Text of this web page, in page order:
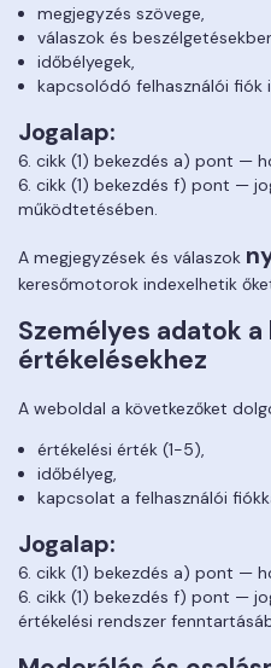
megjegyzés szövege,
válaszok és
időbélyegek,
kapcsolódó felhasználói fiók
Jogalap:
6. cikk (1) bekezdés a) pont —
6. cikk (1) bekezdés f) pont —
működtetésében.
A megjegyzések és válaszok
keresőmotorok indexelhetik
Személyes adatok
értékelésekhez
A weboldal a következőket
értékelési érték (1-5),
időbélyeg,
kapcsolat a felhasználói
Jogalap:
6. cikk (1) bekezdés a) pont —
6. cikk (1) bekezdés f) pont —
értékelési rendszer